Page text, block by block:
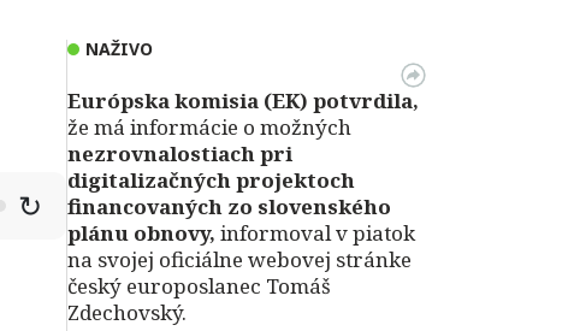
↻
NAŽIVO
Európska komisia (EK) potvrdila,
že má informácie o možných
nezrovnalostiach pri
digitalizačných projektoch
financovaných zo slovenského
plánu obnovy, informoval v piatok
na svojej oficiálne webovej stránke
český europoslanec Tomáš
Zdechovský.